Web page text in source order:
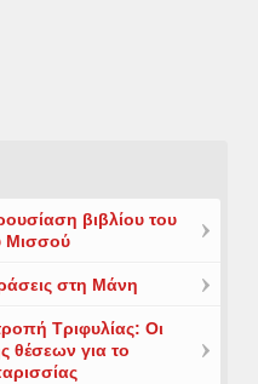
βιβλίου του
Μισσού
στη Μάνη
Τριφυλίας: Οι
θέσεων για το